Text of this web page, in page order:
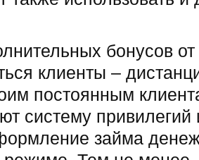
бонусов
клиенты –
постоянным
систему привилегий
займа